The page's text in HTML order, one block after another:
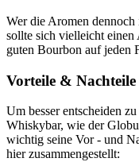
Wer die Aromen dennoch
sollte sich vielleicht einen
guten Bourbon auf jeden
Vorteile &
Um besser entscheiden
Whiskybar, wie der
wichtig seine Vor - und
hier zusammengestellt: